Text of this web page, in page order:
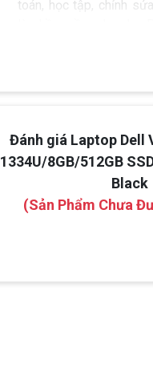
toán, học tập, chỉnh
Đánh giá Laptop Dell
1334U/8GB/512GB
Black
(Sản Phẩm Chưa